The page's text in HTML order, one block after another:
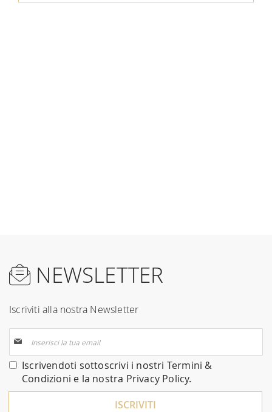
NEWSLETTER
Iscriviti alla nostra Newsletter
alla
nostra
Newsletter:
Iscrivendoti sottoscrivi i nostri Termini &
Condizioni e la nostra Privacy Policy.
ISCRIVITI